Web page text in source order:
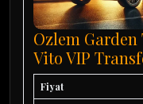
Ozlem Garden
Vito VIP
Fiyat